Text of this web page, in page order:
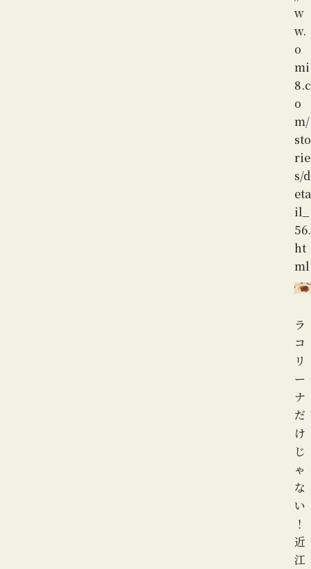
w
w.
o
mi
8.c
o
m/
sto
rie
s/d
eta
il_
56.
ht
ml
ラ
コ
リ
ー
ナ
だ
け
じ
ゃ
な
い
！
近
江